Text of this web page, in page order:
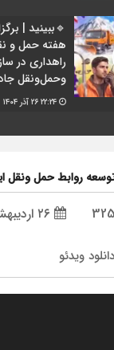
🔹ببینید |
هفته حمل و
راهداری در
وحمل‌ونقل
۲۶ آذر ۱۴۰۴
روابط حمل ونقل
ویدئو